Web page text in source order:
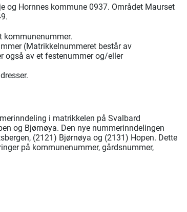
og Hornnes kommune 0937. Området Maurset
kommunenummer.
(Matrikkelnummeret består av
også av et festenummer og/eller
i matrikkelen på Svalbard
og Bjørnøya. Den nye nummerinndelingen
(2121) Bjørnøya og (2131) Hopen. Dette
på kommunenummer, gårdsnummer,